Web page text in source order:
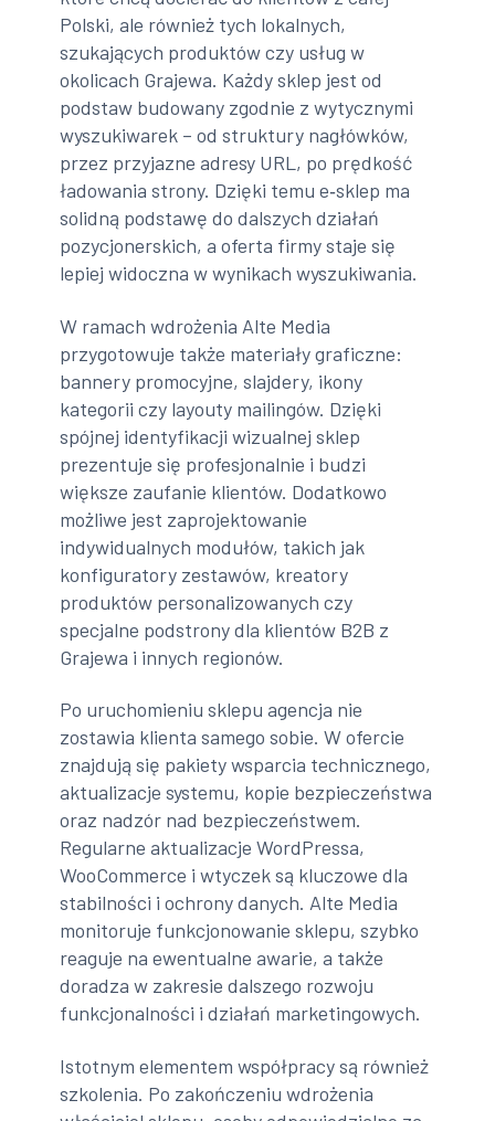
Polski, ale również tych lokalnych,
szukających produktów czy usług w
okolicach Grajewa. Każdy sklep jest od
podstaw budowany zgodnie z wytycznymi
wyszukiwarek – od struktury nagłówków,
przez przyjazne adresy URL, po prędkość
ładowania strony. Dzięki temu e‑sklep ma
solidną podstawę do dalszych działań
pozycjonerskich, a oferta firmy staje się
lepiej widoczna w wynikach wyszukiwania.
W ramach wdrożenia Alte Media
przygotowuje także materiały graficzne:
bannery promocyjne, slajdery, ikony
kategorii czy layouty mailingów. Dzięki
spójnej identyfikacji wizualnej sklep
prezentuje się profesjonalnie i budzi
większe zaufanie klientów. Dodatkowo
możliwe jest zaprojektowanie
indywidualnych modułów, takich jak
konfiguratory zestawów, kreatory
produktów personalizowanych czy
specjalne podstrony dla klientów B2B z
Grajewa i innych regionów.
Po uruchomieniu sklepu agencja nie
zostawia klienta samego sobie. W ofercie
znajdują się pakiety wsparcia technicznego,
aktualizacje systemu, kopie bezpieczeństwa
oraz nadzór nad bezpieczeństwem.
Regularne aktualizacje WordPressa,
WooCommerce i wtyczek są kluczowe dla
stabilności i ochrony danych. Alte Media
monitoruje funkcjonowanie sklepu, szybko
reaguje na ewentualne awarie, a także
doradza w zakresie dalszego rozwoju
funkcjonalności i działań marketingowych.
Istotnym elementem współpracy są również
szkolenia. Po zakończeniu wdrożenia